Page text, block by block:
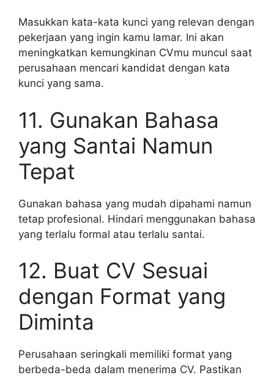
Masukkan kata-kata kunci yang relevan dengan
pekerjaan yang ingin kamu lamar. Ini akan
meningkatkan kemungkinan CVmu muncul saat
perusahaan mencari kandidat dengan kata
kunci yang sama.
11. Gunakan Bahasa
yang Santai Namun
Tepat
Gunakan bahasa yang mudah dipahami namun
tetap profesional. Hindari menggunakan bahasa
yang terlalu formal atau terlalu santai.
12. Buat CV Sesuai
dengan Format yang
Diminta
Perusahaan seringkali memiliki format yang
berbeda-beda dalam menerima CV. Pastikan